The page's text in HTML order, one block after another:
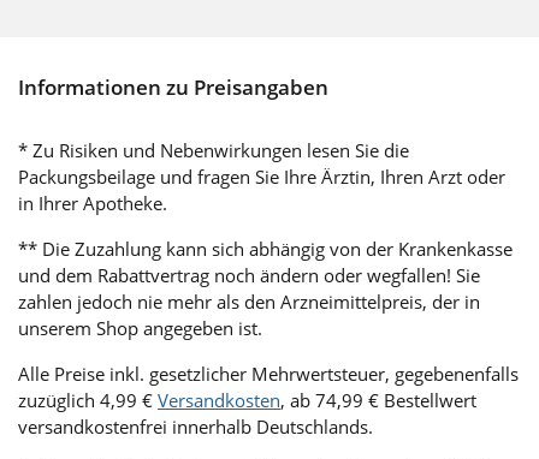
Informationen zu Preisangaben
* Zu Risiken und Nebenwirkungen lesen Sie die
Packungsbeilage und fragen Sie Ihre Ärztin, Ihren Arzt oder
in Ihrer Apotheke.
** Die Zuzahlung kann sich abhängig von der Krankenkasse
und dem Rabattvertrag noch ändern oder wegfallen! Sie
zahlen jedoch nie mehr als den Arzneimittelpreis, der in
unserem Shop angegeben ist.
Alle Preise inkl. gesetzlicher Mehrwertsteuer, gegebenenfalls
zuzüglich 4,99 € Versandkosten, ab 74,99 € Bestellwert
versandkostenfrei innerhalb Deutschlands.